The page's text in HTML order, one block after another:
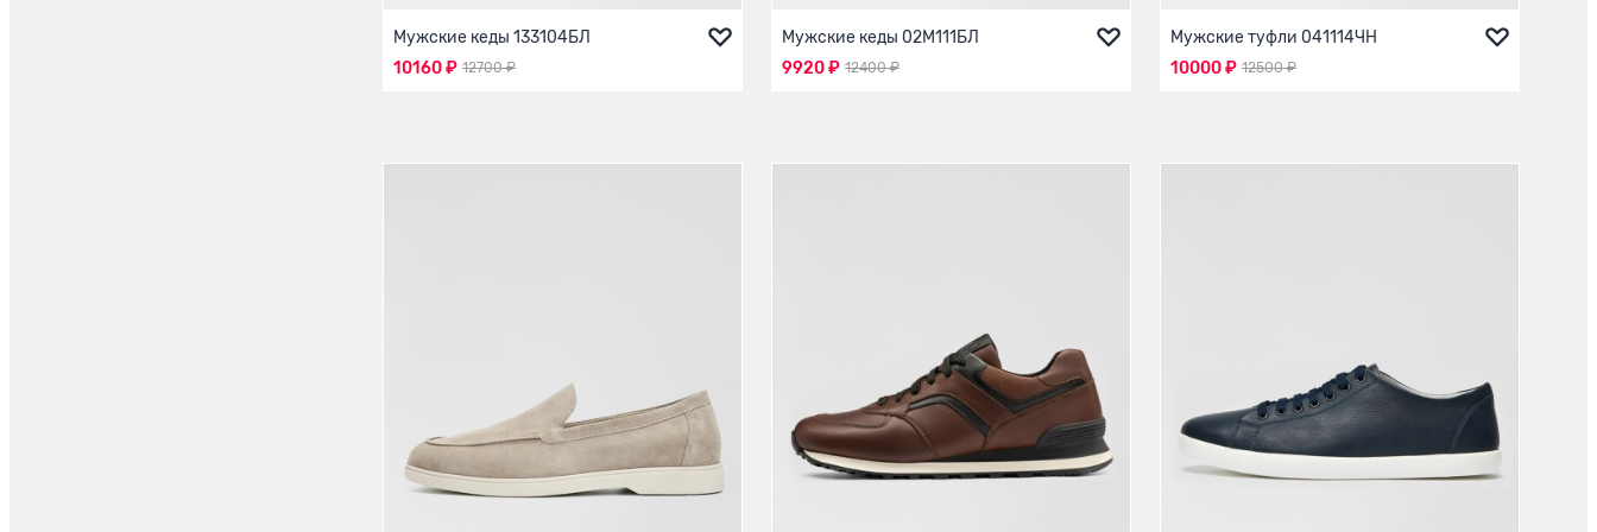
Мужские кеды 133104БЛ
12700 ₽
10160 ₽
Мужские кеды 02М111БЛ
12400 ₽
9920 ₽
Мужские туфли 041114ЧН
12500 ₽
10000 ₽